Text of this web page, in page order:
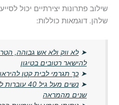
שילוב פתרונות יצירתיים יכול
שלהן. דוגמאות כוללות:
➤לא ווק ולא אש גבוהה,
להישאר רטובים בטיגון
➤כך תגרמי לבית קטן
➤
נשים מעל
שנים מהמראה